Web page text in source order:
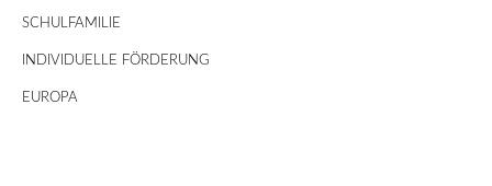
SCHULFAMILIE
INDIVIDUELLE FÖRDERUNG
EUROPA